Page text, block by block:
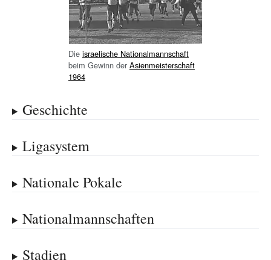
Die israelische Nationalmannschaft
beim Gewinn der Asienmeisterschaft
1964
Geschichte
Ligasystem
Nationale Pokale
Nationalmannschaften
Stadien